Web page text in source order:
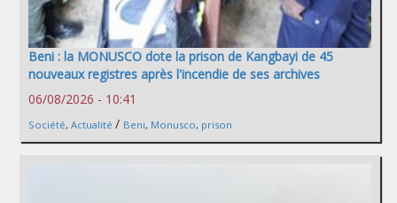
Beni : la MONUSCO dote la prison de Kangbayi de 45
nouveaux registres après l'incendie de ses archives
06/08/2026 - 10:41
Société, Actualité / Beni, Monusco, prison